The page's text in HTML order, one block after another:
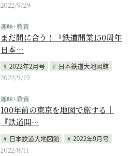
2022/9/29
趣味･教養
まだ間に合う！『鉄道開業150周年
日本…
2022年2月号
日本鉄道大地図館
2022/9/19
趣味･教養
100年前の東京を地図で旅する｜
『鉄道開…
日本鉄道大地図館
2022年9月号
2022/8/11